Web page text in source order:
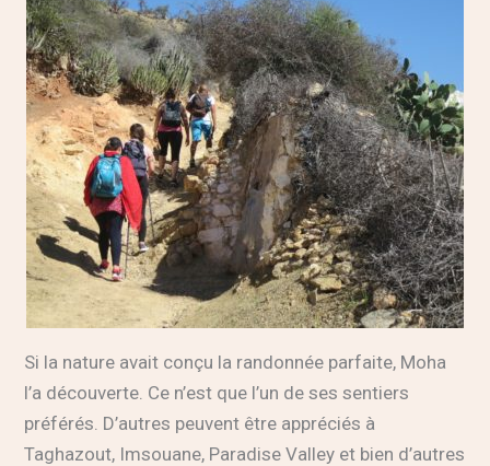
Si la nature avait conçu la randonnée parfaite, Moha
l’a découverte. Ce n’est que l’un de ses sentiers
préférés. D’autres peuvent être appréciés à
Taghazout, Imsouane, Paradise Valley et bien d’autres